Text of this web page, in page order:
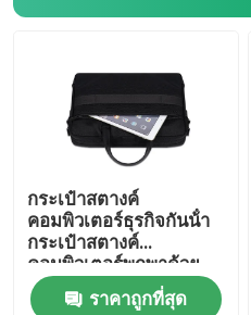
กระเป๋าสตางค์
คอมพิวเตอร์ธุรกิจกันน้ํา
กระเป๋าสตางค์
คอมพิวเตอร์พกพาด้วย
โลโก้ตามสั่ง
ราคาถูกที่สุด